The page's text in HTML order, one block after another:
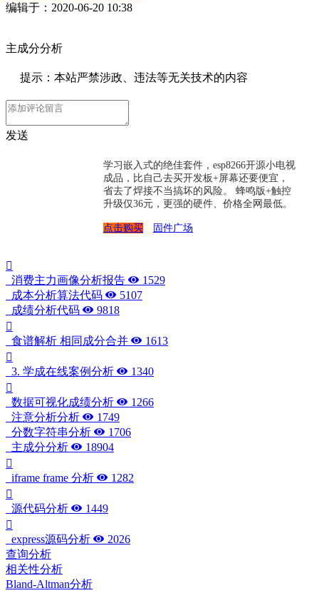
编辑于：2020-06-20 10:38
主成分分析
提示：本站严禁涉政、违法等无关技术的内容
发送
学习嵌入式的绝佳套件，esp8266开源小电视
成品，比自己去买开发板+屏幕还要便宜，
省去了焊接不当搞坏的风险。 蜂鸣版+触控
升级仅36元，更强的硬件、价格全网最低。
点击购买 固件广场
消费主力画像分析报告
1529
成本分析算法代码
5107
成绩分析代码
9818
食谱解析 相同成分合并 1613
3. 学成在线案例分析 1340
数据可视化成绩分析
1266
注意分析分析
1749
分数字符串分析
1706
主成分分析
18904
iframe frame 分析 1282
源代码分析 1449
express源码分析
2026
查询分析
相关性分析
Bland-Altman分析